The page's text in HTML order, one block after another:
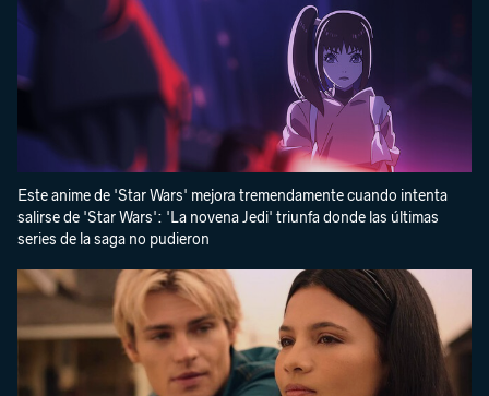
Este anime de 'Star Wars' mejora tremendamente cuando intenta
salirse de 'Star Wars': 'La novena Jedi' triunfa donde las últimas
series de la saga no pudieron